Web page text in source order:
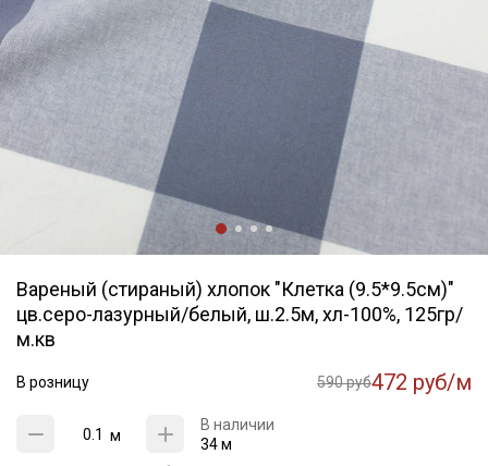
Вареный (стираный) хлопок "Клетка (9.5*9.5см)"
цв.серо-лазурный/белый, ш.2.5м, хл-100%, 125гр/
м.кв
В розницу 590 руб472 руб/м
м
В наличии
34 м